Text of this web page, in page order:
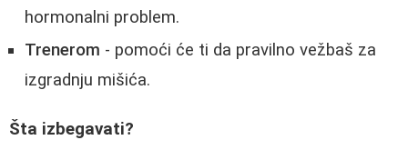
hormonalni problem.
Trenerom - pomoći će ti da pravilno vežbaš za
izgradnju mišića.
Šta izbegavati?